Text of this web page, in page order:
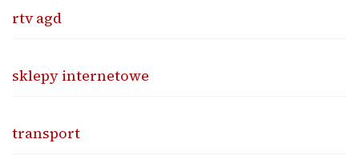
rtv agd
sklepy internetowe
transport